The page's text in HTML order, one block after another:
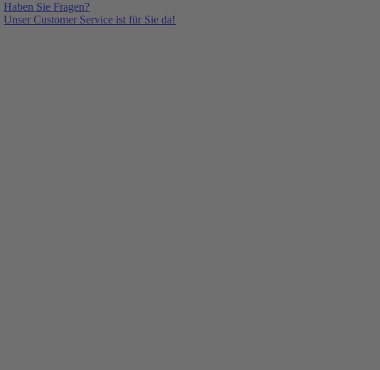
Haben Sie Fragen?
Unser Customer Service ist für Sie da!